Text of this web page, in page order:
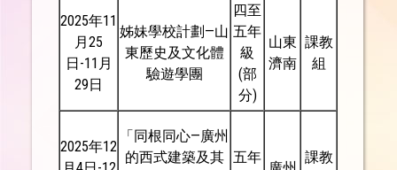
2025年11
月25
日-11月
29日
姊妹學校計劃—山
東歷史及文化體
驗遊學團
四至
五年
級
(部
分)
山東
濟南
課教
組
2025年12
「同根同心—廣州
的西式建築及其 五年
課教